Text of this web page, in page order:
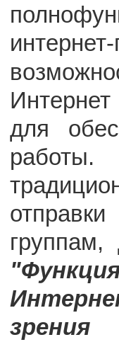
Интернет
для
зрения